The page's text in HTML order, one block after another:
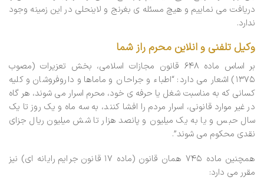
دریافت می­ نماییم و هیچ مسئله­ ی بغرنج و لاینحلی در این زمینه وجود
ندارد.
وکیل تلفنی و انلاین محرم راز شما
بر اساس ماده ۶۴۸ قانون مجازات اسلامی، بخش تعزیرات (مصوب
۱۳۷۵) اشعار می ­دارد: “اطباء و جراحان و ماماها و داروفروشان و کلیه
کسانی که به مناسبت شغل یا حرفه ­ی خود، محرم اسرار می شوند، هر گاه
در غیر موارد قانونی، اسرار مردم را افشا کنند، به سه ماه و یک روز تا یک
سال حبس و یا به یک میلیون و پانصد هزار تا شش میلیون ریال جزای
نقدی محکوم می ­شوند”.
همچنین ماده ۷۴۵ همان قانون (ماده ۱۷ قانون جرایم رایانه ای) نیز
مقرر می ­دارد: